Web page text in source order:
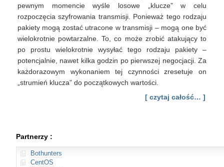
pewnym momencie wyśle losowe „klucze” w celu
rozpoczęcia szyfrowania transmisji. Ponieważ tego rodzaju
pakiety mogą zostać utracone w transmisji – mogą one być
wielokrotnie powtarzalne. To, co może zrobić atakujący to
po prostu wielokrotnie wysyłać tego rodzaju pakiety –
potencjalnie, nawet kilka godzin po pierwszej negocjacji. Za
każdorazowym wykonaniem tej czynności zresetuje on
„strumień klucza” do początkowych wartości.
[ czytaj całość… ]
Partnerzy :
Bothunters
CentOS